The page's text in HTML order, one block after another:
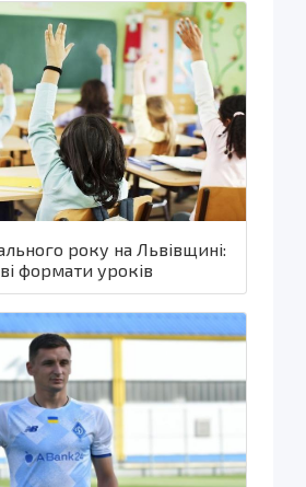
року на Львівщині:
формати уроків